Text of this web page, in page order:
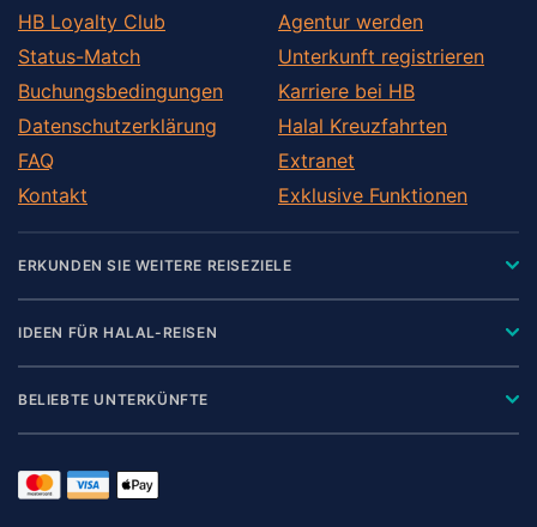
HB Loyalty Club
Status-Match
Buchungsbedingungen
Datenschutzerklärung
FAQ
Kontakt
Agentur werden
Unterkunft registrieren
Karriere bei HB
Halal Kreuzfahrten
Extranet
Exklusive Funktionen
ERKUNDEN SIE WEITERE REISEZIELE
IDEEN FÜR HALAL-REISEN
BELIEBTE UNTERKÜNFTE